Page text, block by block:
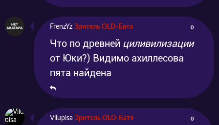
FrenzYz Зритель OLD-Батя 0
Что по древней циливилизации
от Юки?) Видимо ахиллесова
пята найдена
Vilupisa Зритель OLD-Батя 0